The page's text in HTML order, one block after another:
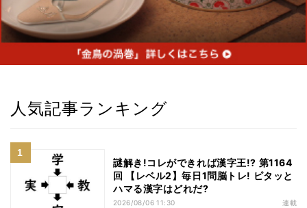
人気記事ランキング
謎解き!コレができれば漢字王!? 第1164
回 【レベル2】毎日1問脳トレ! ピタッと
ハマる漢字はどれだ?
2026/08/06 11:30 連載